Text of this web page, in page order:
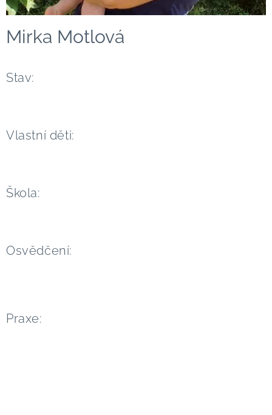
Mirka Motlová
Stav:
Vlastní děti:
Škola:
Osvědčení:
Praxe: